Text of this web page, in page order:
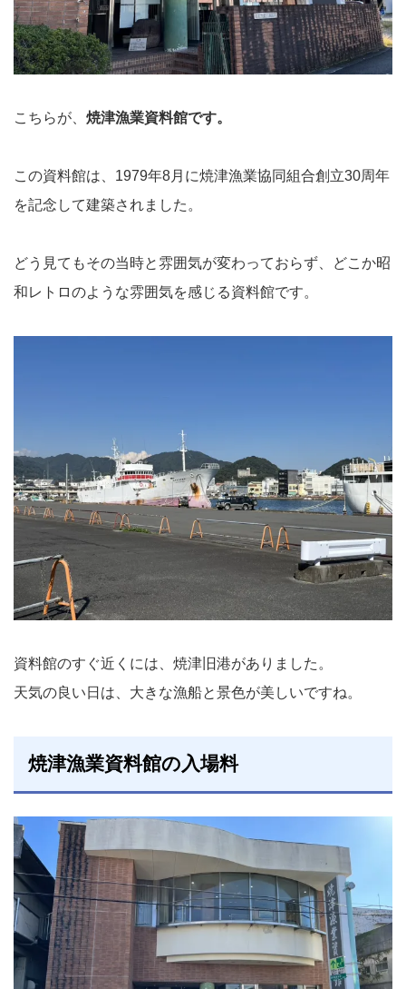
こちらが、 焼津漁業資料館です。
この資料館は、1979年8月に焼津漁業協同組合創立30周年
を記念して建築されました。
どう見てもその当時と雰囲気が変わっておらず、どこか昭
和レトロのような雰囲気を感じる資料館です。
資料館のすぐ近くには、焼津旧港がありました。
天気の良い日は、大きな漁船と景色が美しいですね。
焼津漁業資料館の入場料